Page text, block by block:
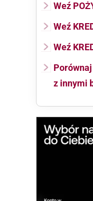
Weź
Weź
Weź
Porównaj
z innymi